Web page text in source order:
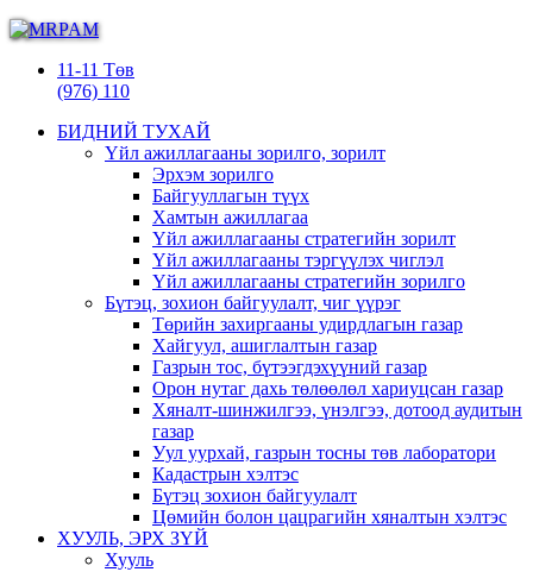
11-11 Төв
(976) 110
БИДНИЙ ТУХАЙ
Үйл ажиллагааны зорилго, зорилт
Эрхэм зорилго
Байгууллагын түүх
Хамтын ажиллагаа
Үйл ажиллагааны стратегийн зорилт
Үйл ажиллагааны тэргүүлэх чиглэл
Үйл ажиллагааны стратегийн зорилго
Бүтэц, зохион байгуулалт, чиг үүрэг
Төрийн захиргааны удирдлагын газар
Хайгуул, ашиглалтын газар
Газрын тос, бүтээгдэхүүний газар
Орон нутаг дахь төлөөлөл хариуцсан газар
Хяналт-шинжилгээ, үнэлгээ, дотоод аудитын
газар
Уул уурхай, газрын тосны төв лаборатори
Кадастрын хэлтэс
Бүтэц зохион байгуулалт
Цөмийн болон цацрагийн хяналтын хэлтэс
ХУУЛЬ, ЭРХ ЗҮЙ
Хууль